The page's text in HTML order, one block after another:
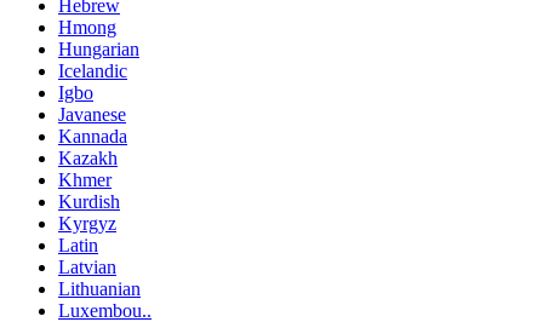
Hebrew
Hmong
Hungarian
Icelandic
Igbo
Javanese
Kannada
Kazakh
Khmer
Kurdish
Kyrgyz
Latin
Latvian
Lithuanian
Luxembou..